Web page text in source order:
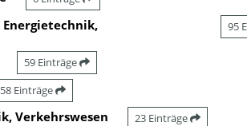
95
59 Einträge
58 Einträge
Verkehrswesen 23 Einträge